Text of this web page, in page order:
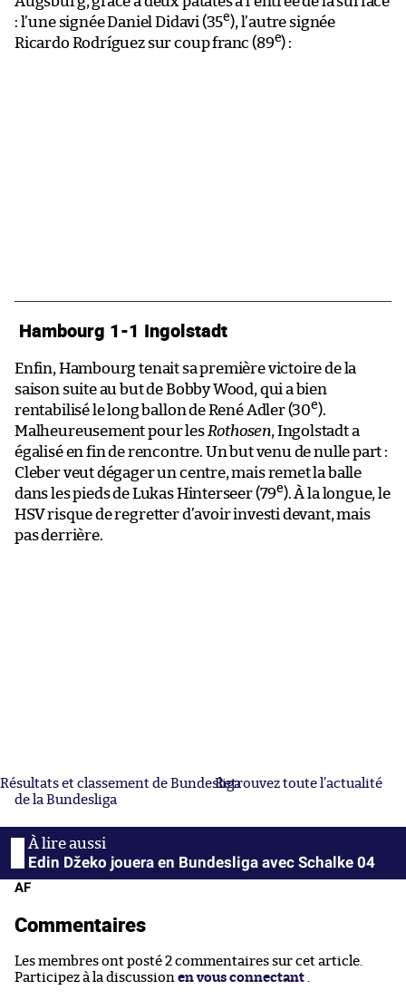
: l’une signée Daniel Didavi (35e), l’autre signée
Ricardo Rodríguez sur coup franc (89e) :
Hambourg 1-1 Ingolstadt
Enfin, Hambourg tenait sa première victoire de la
saison suite au but de Bobby Wood, qui a bien
rentabilisé le long ballon de René Adler (30e).
Malheureusement pour les Rothosen, Ingolstadt a
égalisé en fin de rencontre. Un but venu de nulle part :
Cleber veut dégager un centre, mais remet la balle
dans les pieds de Lukas Hinterseer (79e). À la longue, le
HSV risque de regretter d’avoir investi devant, mais
pas derrière.
Résultats et classement de BundesligaRetrouvez toute l’actualité
de la Bundesliga
Edin Džeko jouera en Bundesliga avec Schalke 04
AF
Commentaires
Les membres ont posté 2 commentaires sur cet article.
Participez à la discussion en vous connectant